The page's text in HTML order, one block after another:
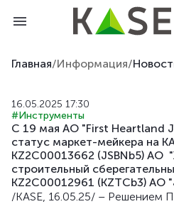
Главная/Информация/
16.05.2025 17:30
#Инструменты
С 19 мая АО "First Heartland
статус маркет-мейкера на
KZ2C00013662 (JSBNb5) АО
строительный
KZ2C00012961 (KZTCb3) АО
/KASE, 16.05.25/ – Решением